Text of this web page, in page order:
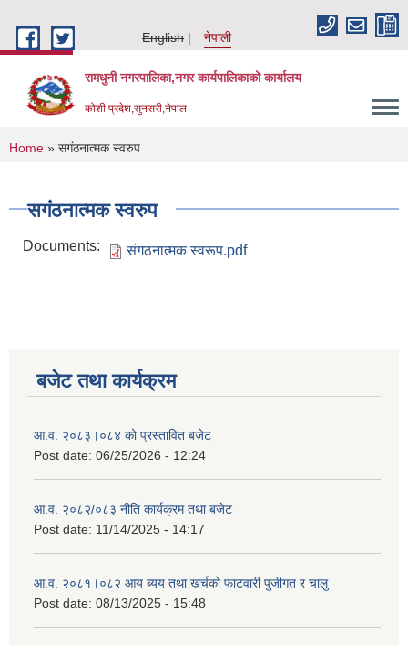
English
नेपाली
रामधुनी नगरपालिका,नगर कार्यपालिकाको कार्यालय
कोशी प्रदेश,सुनसरी,नेपाल
You are here
Home » स‌गंठनात्मक स्वरुप
स‌गंठनात्मक स्वरुप
Documents: संगठनात्मक स्वरूप.pdf
बजेट तथा कार्यक्रम
आ.व. २०८३।०८४ को प्रस्तावित बजेट
Post date: 06/25/2026 - 12:24
आ.व. २०८२/०८३ नीति कार्यक्रम तथा बजेट
Post date: 11/14/2025 - 14:17
आ.व. २०८१।०८२ आय ब्यय तथा खर्चको फाटवारी पुजीगत र चालु
Post date: 08/13/2025 - 15:48